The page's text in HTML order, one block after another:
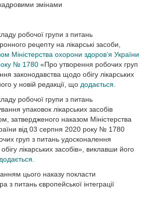
кадровими змінами
робочої групи з питань
рецепту на лікарські засоби,
Міністерства охорони здоров’я України
№ 1780 «Про утворення робочих груп
законодавства щодо обігу лікарських
у новій редакції, що додається
робочої групи з питань
упаковок лікарських засобів
затвердженого наказом Міністерства
від 03 серпня 2020 року № 1780
груп з питань удосконалення
лікарських засобів», виклавши його
додається
цього наказу покласти
з питань європейської інтеграції